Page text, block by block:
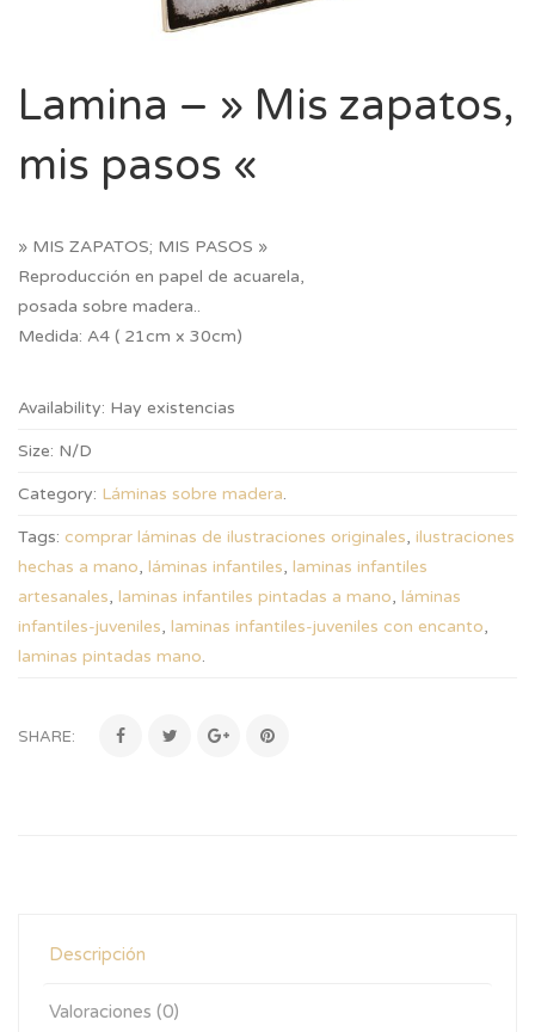
Lamina – » Mis zapatos,
mis pasos «
» MIS ZAPATOS; MIS PASOS »
Reproducción en papel de acuarela,
posada sobre madera..
Medida: A4 ( 21cm x 30cm)
Availability: Hay existencias
Size: N/D
Category: Láminas sobre madera.
Tags: comprar láminas de ilustraciones originales, ilustraciones
hechas a mano, láminas infantiles, laminas infantiles
artesanales, laminas infantiles pintadas a mano, láminas
infantiles-juveniles, laminas infantiles-juveniles con encanto,
laminas pintadas mano.
SHARE:
Descripción
Valoraciones (0)